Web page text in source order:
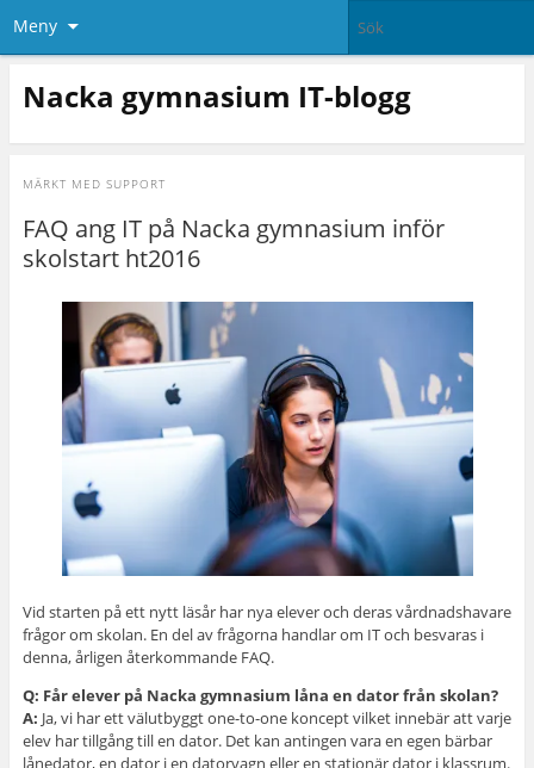
Meny
Nacka gymnasium IT-blogg
MÄRKT MED SUPPORT
FAQ ang IT på Nacka gymnasium inför
skolstart ht2016
Vid starten på ett nytt läsår har nya elever och deras vårdnadshavare
frågor om skolan. En del av frågorna handlar om IT och besvaras i
denna, årligen återkommande FAQ.
Q: Får elever på Nacka gymnasium låna en dator från skolan?
A: Ja, vi har ett välutbyggt one-to-one koncept vilket innebär att varje
elev har tillgång till en dator. Det kan antingen vara en egen bärbar
lånedator, en dator i en datorvagn eller en stationär dator i klassrum.